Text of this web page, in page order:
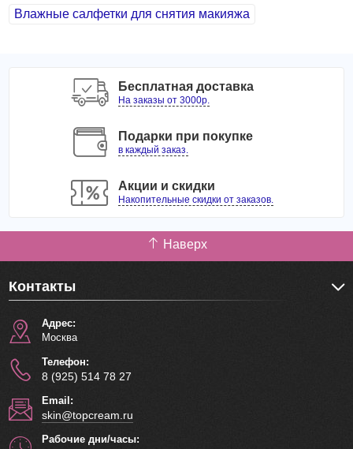
Идеальный компонент косметики для
Открыть упаковку, достать салфетку и протереть ей кожу.
Количество: 100 шт.
Влажные салфетки для снятия макияжа
Бесплатная доставка
На заказы от 3000р.
Подарки при покупке
в каждый заказ.
Акции и скидки
Накопительные скидки от заказов.
Наверх
Контакты
Адрес:
Москва
Телефон:
8 (925) 514 78 27
Email:
skin@topcream.ru
Рабочие дни/часы: